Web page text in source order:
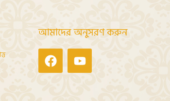
আমাদের অনুসরণ করুন
FacebookYoutube